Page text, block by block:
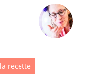
recette